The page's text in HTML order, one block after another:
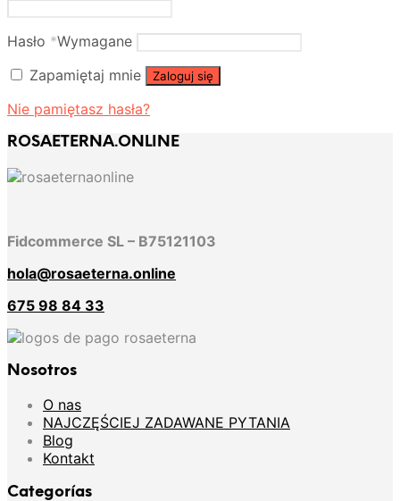
Hasło *Wymagane
Zapamiętaj mnie
Zaloguj się
Nie pamiętasz hasła?
ROSAETERNA.ONLINE
Fidcommerce SL – B75121103
hola@rosaeterna.online
675 98 84 33
Nosotros
O nas
NAJCZĘŚCIEJ ZADAWANE PYTANIA
Blog
Kontakt
Categorías